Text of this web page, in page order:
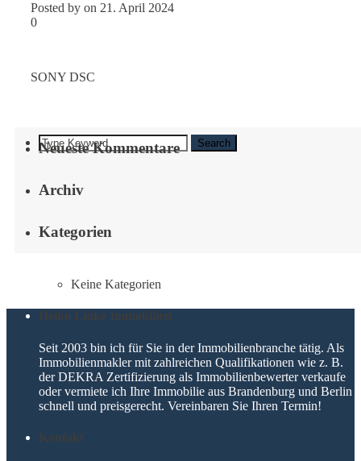
Posted by on 21. April 2024
0
SONY DSC
Search
Neueste Kommentare
Archiv
Kategorien
Keine Kategorien
Heiko Linke Immobilien
Seit 2003 bin ich für Sie in der Immobilienbranche tätig. Als
Immobilienmakler mit zahlreichen Qualifikationen wie z. B.
der DEKRA Zertifizierung als Immobilienbewerter verkaufe
oder vermiete ich Ihre Immobilie aus Brandenburg und Berlin
schnell und preisgerecht. Vereinbaren Sie Ihren Termin!
Kontakt